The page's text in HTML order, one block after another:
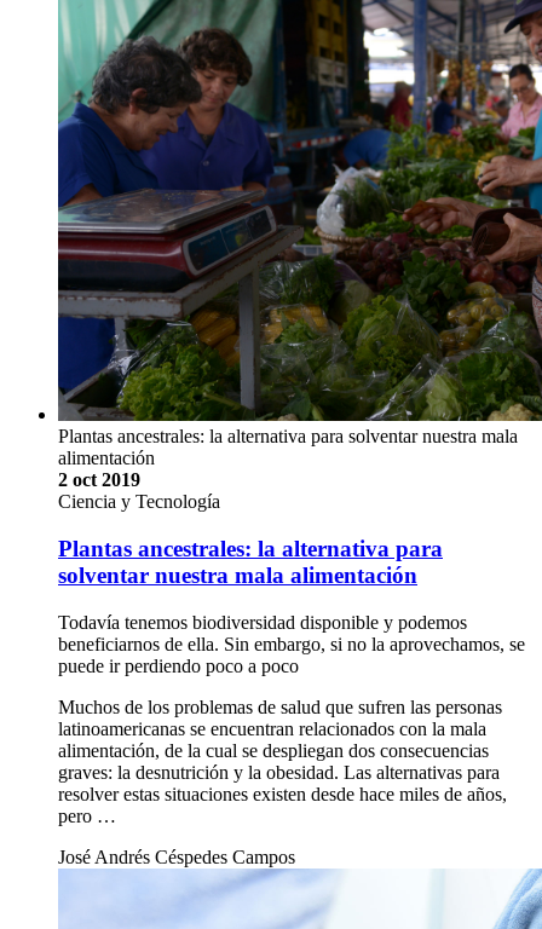
Plantas ancestrales: la alternativa para solventar nuestra mala
alimentación
2 oct 2019
Ciencia y Tecnología
Plantas ancestrales: la alternativa para
solventar nuestra mala alimentación
Todavía tenemos biodiversidad disponible y podemos
beneficiarnos de ella. Sin embargo, si no la aprovechamos, se
puede ir perdiendo poco a poco
Muchos de los problemas de salud que sufren las personas
latinoamericanas se encuentran relacionados con la mala
alimentación, de la cual se despliegan dos consecuencias
graves: la desnutrición y la obesidad. Las alternativas para
resolver estas situaciones existen desde hace miles de años,
pero …
José Andrés Céspedes Campos